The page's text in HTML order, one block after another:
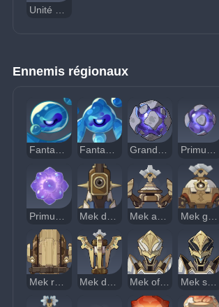
Ennemis régionaux
Fantasme cracheur d’eau Fantasme briseur d'eau Grand Primus briseur concasseur Primus briseur concasseur
Mek récolteur Mek détecteur Mek offensif Mek suppressif